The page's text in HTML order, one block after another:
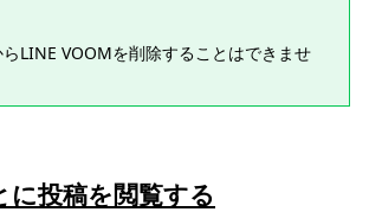
LINE VOOMを削除することはできませ
に投稿を閲覧する